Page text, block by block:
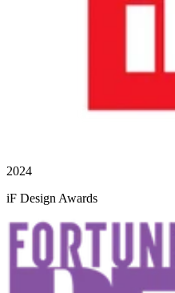
2024
iF Design Awards